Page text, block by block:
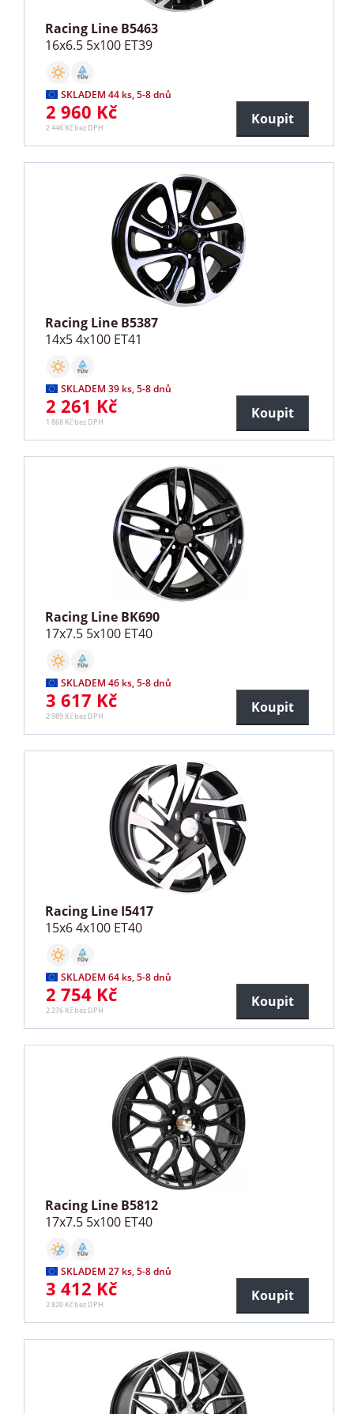
Racing Line B5463
16x6.5 5x100 ET39
SKLADEM 44 ks, 5-8 dnů
2 960 Kč
2 446 Kč bez DPH
Koupit
Racing Line B5387
14x5 4x100 ET41
SKLADEM 39 ks, 5-8 dnů
2 261 Kč
1 868 Kč bez DPH
Koupit
Racing Line BK690
17x7.5 5x100 ET40
SKLADEM 46 ks, 5-8 dnů
3 617 Kč
2 989 Kč bez DPH
Koupit
Racing Line I5417
15x6 4x100 ET40
SKLADEM 64 ks, 5-8 dnů
2 754 Kč
2 276 Kč bez DPH
Koupit
Racing Line B5812
17x7.5 5x100 ET40
SKLADEM 27 ks, 5-8 dnů
3 412 Kč
2 820 Kč bez DPH
Koupit